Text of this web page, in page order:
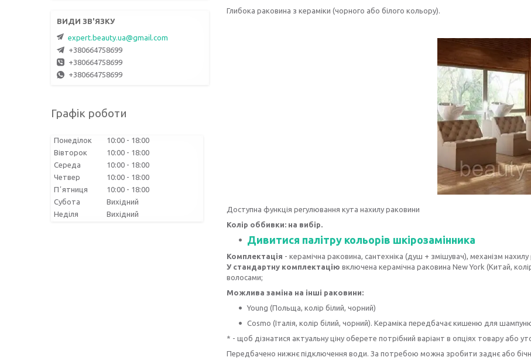
Глибока раковина з кераміки (чорного або білого кольору).
Доступна функція регулювання кута нахилу раковини
Колір оббивки: на вибір.
Дивитися палітру кольорів шкірозамінника
Комплектація - керамічна раковина, сантехніка (душ + змішувач), механізм нахилу
У стандартну комплектацію включена керамічна раковина New York (Китай,
волосами;
Можлива заміна на інші раковини:
Young (Польща, колір білий, чорний)
Cosmo (Італія, колір білий, чорний). Кераміка передбачає кишеню для
* - щоб дізнатися актуальну ціну оберете потрібний варіант в опціях товару або
Передбачено нижнє підключення води. За потребою можна зробити заднє або
expert.beauty.ua@gmail.com
+380664758699
+380664758699
+380664758699
Графік роботи
Понеділок 10:00
18:00
Вівторок
10:00
18:00
Середа
10:00
18:00
Четвер
10:00
18:00
Пʼятниця
10:00
18:00
Субота
Вихідний
Неділя
Вихідний